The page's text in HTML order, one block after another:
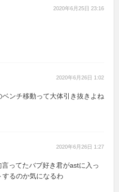
2020年6月25日 23:16
2020年6月26日 1:02
ベンチ移動って大体引き抜きよね
2020年6月26日 1:27
ってたバブ好き君がastに入っ
るのか気になるわ